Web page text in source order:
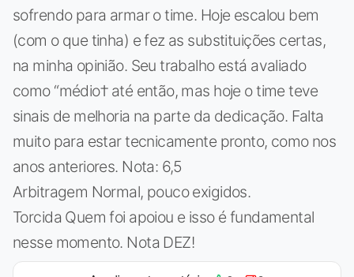
sofrendo para armar o time. Hoje escalou bem
(com o que tinha) e fez as substituições certas,
na minha opinião. Seu trabalho está avaliado
como “médio† até então, mas hoje o time teve
sinais de melhoria na parte da dedicação. Falta
muito para estar tecnicamente pronto, como nos
anos anteriores. Nota: 6,5
Arbitragem Normal, pouco exigidos.
Torcida Quem foi apoiou e isso é fundamental
nesse momento. Nota DEZ!